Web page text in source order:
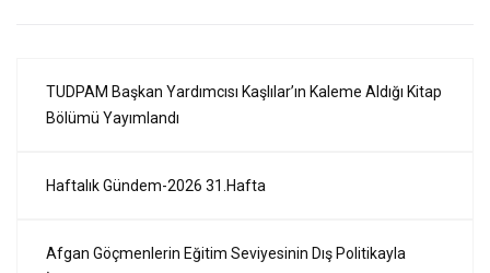
TUDPAM Başkan Yardımcısı Kaşlılar’ın Kaleme Aldığı Kitap
Bölümü Yayımlandı
Haftalık Gündem-2026 31.Hafta
Afgan Göçmenlerin Eğitim Seviyesinin Dış Politikayla